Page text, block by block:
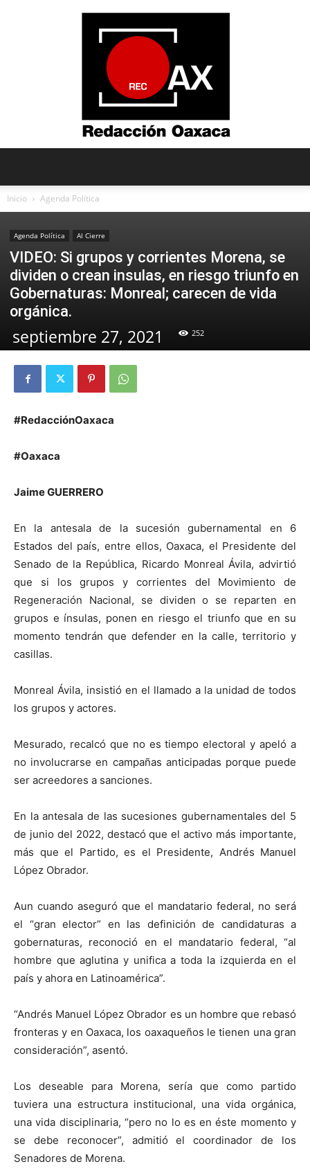
Inicio Agenda Política
Agenda Política Al Cierre
VIDEO: Si grupos y corrientes Morena, se
dividen o crean insulas, en riesgo triunfo en
Gobernaturas: Monreal; carecen de vida
orgánica.
septiembre 27, 2021 252
#RedacciónOaxaca
#Oaxaca
Jaime GUERRERO
En la antesala de la sucesión gubernamental en 6
Estados del país, entre ellos, Oaxaca, el Presidente del
Senado de la República, Ricardo Monreal Ávila, advirtió
que si los grupos y corrientes del Movimiento de
Regeneración Nacional, se dividen o se reparten en
grupos e ínsulas, ponen en riesgo el triunfo que en su
momento tendrán que defender en la calle, territorio y
casillas.
Monreal Ávila, insistió en el llamado a la unidad de todos
los grupos y actores.
Mesurado, recalcó que no es tiempo electoral y apeló a
no involucrarse en campañas anticipadas porque puede
ser acreedores a sanciones.
En la antesala de las sucesiones gubernamentales del 5
de junio del 2022, destacó que el activo más importante,
más que el Partido, es el Presidente, Andrés Manuel
López Obrador.
Aun cuando aseguró que el mandatario federal, no será
el “gran elector” en las definición de candidaturas a
gobernaturas, reconoció en el mandatario federal, “al
hombre que aglutina y unifica a toda la izquierda en el
país y ahora en Latinoamérica”.
“Andrés Manuel López Obrador es un hombre que rebasó
fronteras y en Oaxaca, los oaxaqueños le tienen una gran
consideración”, asentó.
Los deseable para Morena, sería que como partido
tuviera una estructura institucional, una vida orgánica,
una vida disciplinaria, “pero no lo es en éste momento y
se debe reconocer”, admitió el coordinador de los
Senadores de Morena.